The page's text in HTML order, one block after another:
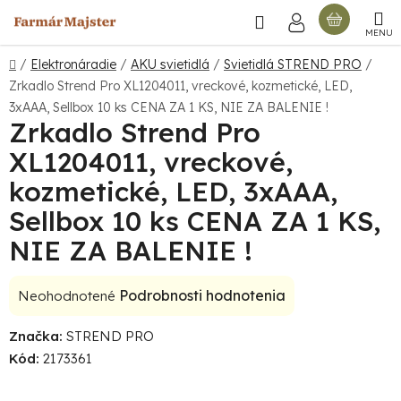
na
obsah
Hľadať
Domov
/ Elektronáradie / AKU svietidlá / Svietidlá STREND PRO /
Zrkadlo Strend Pro XL1204011, vreckové, kozmetické, LED,
3xAAA, Sellbox 10 ks CENA ZA 1 KS, NIE ZA BALENIE !
Zrkadlo Strend Pro
XL1204011, vreckové,
kozmetické, LED, 3xAAA,
Sellbox 10 ks CENA ZA 1 KS,
NIE ZA BALENIE !
Priemerné
produktu
je
Neohodnotené Podrobnosti hodnotenia
Značka: STREND PRO
Kód: 2173361